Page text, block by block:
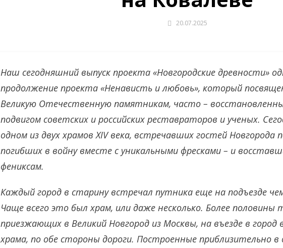
20.07.2025
Наш сегодняшний выпуск проекта «Новгородские древности»
продолжение проекта «Ненависть и любовь», который
Великую Отечественную памятникам, часто –
подвигом советских и российских реставраторов и ученых.
одном из двух храмов XIV века, встречавших гостей Новгорода
погибших в войну вместе с уникальными фресками – и
фениксам.
Каждый город в старину встречал путника еще на подъезде
Чаще всего это был храм, или даже несколько. Более половины
приезжающих в Великий Новгород из Москвы, на въезде в город
храма, по обе стороны дороги. Построенные приблизительно